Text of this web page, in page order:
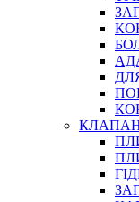
ЗАХИСТ
ФІТИНГИ
ФІТИНГИ НА
КОНЕКТОРИ
ХОМУТИ